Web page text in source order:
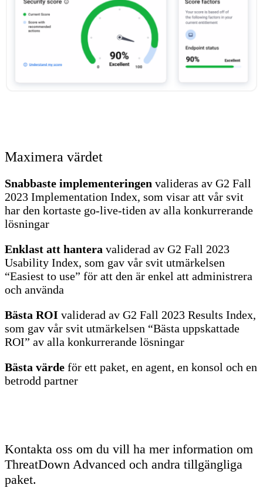
Maximera värdet
Snabbaste implementeringen valideras av G2 Fall
2023 Implementation Index, som visar att vår svit
har den kortaste go-live-tiden av alla konkurrerande
lösningar
Enklast att hantera validerad av G2 Fall 2023
Usability Index, som gav vår svit utmärkelsen
“Easiest to use” för att den är enkel att administrera
och använda
Bästa ROI validerad av G2 Fall 2023 Results Index,
som gav vår svit utmärkelsen “Bästa uppskattade
ROI” av alla konkurrerande lösningar
Bästa värde för ett paket, en agent, en konsol och en
betrodd partner
Kontakta oss om du vill ha mer information om
ThreatDown Advanced och andra tillgängliga
paket.